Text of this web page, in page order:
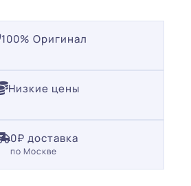
100% Оригинал
Низкие цены
0₽ доставка
по Москве